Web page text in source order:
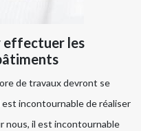
effectuer les
de travaux devront se
est incontournable de réaliser
nous, il est incontournable